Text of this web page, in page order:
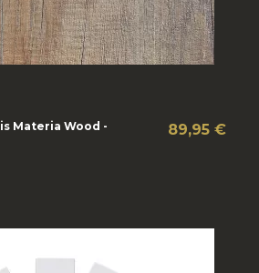
Materia Wood -
89,95 €